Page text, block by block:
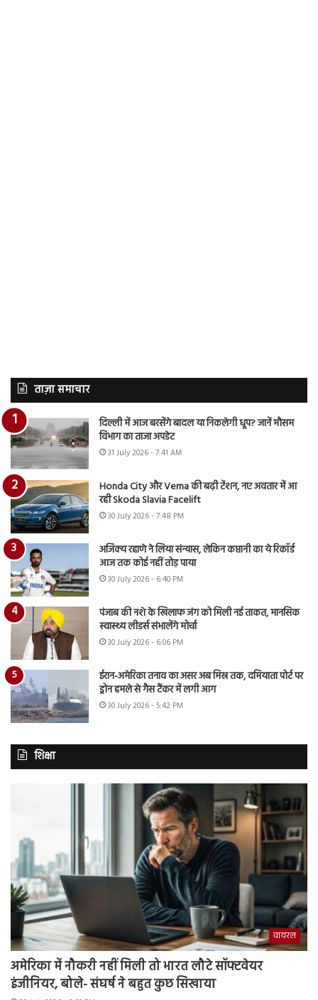
ताज़ा समाचार
दिल्ली में आज बरसेंगे बादल या निकलेगी धूप? जानें मौसम
विभाग का ताजा अपडेट
31 July 2026 - 7:41 AM
Honda City और Verna की बढ़ी टेंशन, नए अवतार में आ
रही Skoda Slavia Facelift
30 July 2026 - 7:48 PM
अजिंक्य रहाणे ने लिया संन्यास, लेकिन कप्तानी का ये रिकॉर्ड
आज तक कोई नहीं तोड़ पाया
30 July 2026 - 6:40 PM
पंजाब की नशे के खिलाफ जंग को मिली नई ताकत, मानसिक
स्वास्थ्य लीडर्स संभालेंगे मोर्चा
30 July 2026 - 6:06 PM
ईरान-अमेरिका तनाव का असर अब मिस्र तक, दमियाता पोर्ट पर
ड्रोन हमले से गैस टैंकर में लगी आग
30 July 2026 - 5:42 PM
शिक्षा
वायरल
अमेरिका में नौकरी नहीं मिली तो भारत लौटे सॉफ्टवेयर
इंजीनियर, बोले- संघर्ष ने बहुत कुछ सिखाया